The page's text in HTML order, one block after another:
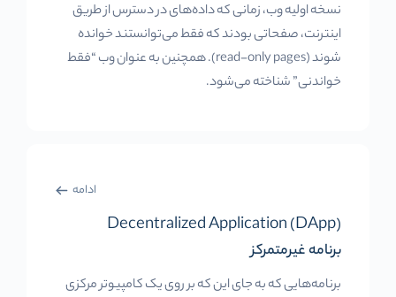
نسخه اولیه وب، زمانی که داده‌های در دسترس از طریق
اینترنت، صفحاتی بودند که فقط می‌توانستند خوانده
شوند (read-only pages). همچنین به عنوان وب “فقط
خواندنی” شناخته می‌شود.
ادامه
Decentralized Application (DApp)
برنامه غیرمتمرکز
برنامه‌هایی که به جای این که بر روی یک کامپیوتر مرکزی